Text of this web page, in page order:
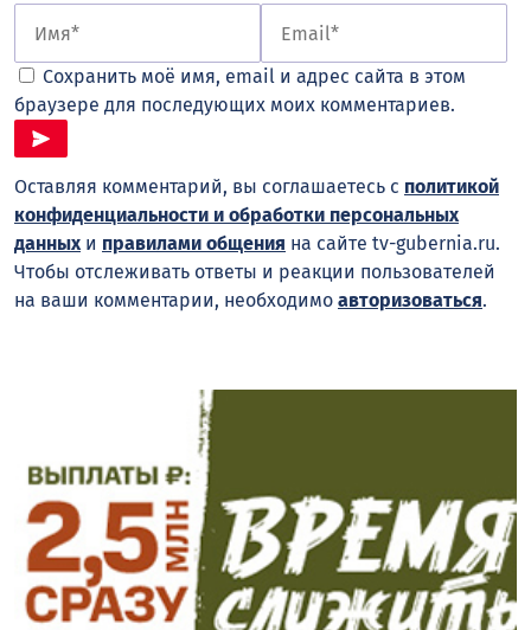
Сохранить моё имя, email и адрес сайта в этом
браузере для последующих моих комментариев.
Оставляя комментарий, вы соглашаетесь с политикой
конфиденциальности и обработки персональных
данныхи правилами общения на сайте tv-gubernia.ru.
Чтобы отслеживать ответы и реакции пользователей
на ваши комментарии, необходимо авторизоваться.